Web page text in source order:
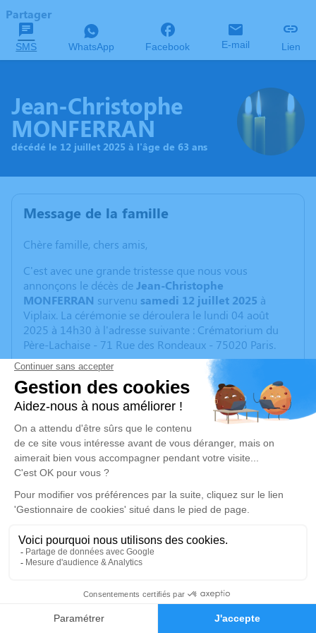
Faire-part Hommages
Partager
SMS WhatsApp Facebook E-mail Lien
Jean-Christophe
MONFERRAN
décédé le 12 juillet 2025 à l'âge de 63 ans
Message de la famille
Chère famille, chers amis,
C'est avec une grande tristesse que nous vous
annonçons le décès deJean-Christophe
MONFERRAN survenu samedi 12 juillet 2025 à
Viplaix. La cérémonie se déroulera le lundi 04 août
2025 à 14h30 à l'adresse suivante : Crématorium du
Père-Lachaise - 71 Rue des Rondeaux - 75020 Paris.
Nous vous invitons à utiliser cet espace pour laisser
vos condoléances, partager des photos souvenirs, une
anecdote ou exprimer vos pensées à travers des
poèmes ou des textes. Cet endroit est un lieu
d'expression dédié à honorer la mémoire de Jean-
Christophe MONFERRAN.
lundi 04 août 2025 à 14h30
Crématorium du Père-Lachaise de Paris
75020 Paris